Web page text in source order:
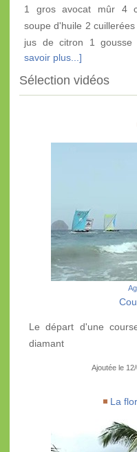
1 gros avocat mûr 4
soupe d'huile 2
jus de citron 1
savoir plus...]
Sélection vidéos
Le départ d'une
diamant
Ajoutée le
La